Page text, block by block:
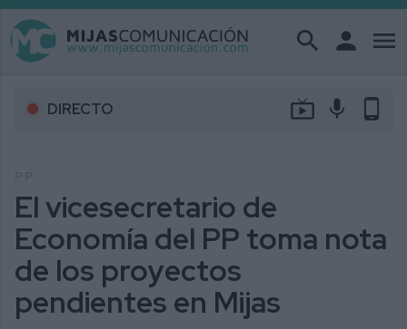
search person menu
DIRECTO live_tv mic phone_android
El vicesecretario de
Economía del PP toma nota
de los proyectos
pendientes en Mijas